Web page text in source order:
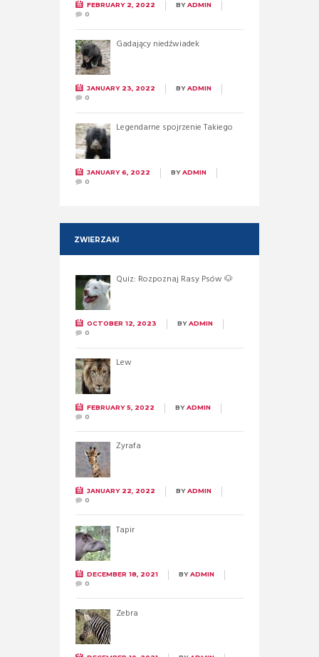
FEBRUARY 2, 2022 BYADMIN
0
Gadający niedźwiadek
JANUARY 23, 2022 BYADMIN
0
Legendarne spojrzenie Takiego
JANUARY 6, 2022 BYADMIN
0
ZWIERZAKI
Quiz: Rozpoznaj Rasy Psów 🐶
OCTOBER 12, 2023 BYADMIN
0
Lew
FEBRUARY 5, 2022 BYADMIN
0
Żyrafa
JANUARY 22, 2022 BYADMIN
0
Tapir
DECEMBER 18, 2021 BYADMIN
0
Zebra